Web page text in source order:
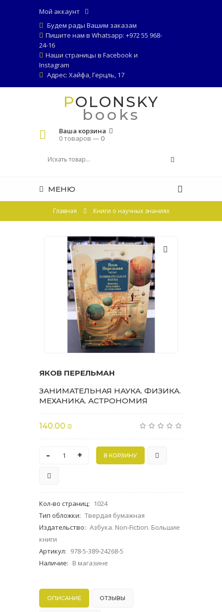
Мой аккаунт
Будем рады Вашим заказам
Пишите нам в Whatsapp: +972 55 968-
24-16
Наши страницы в Facebookи
Instagram
Адрес: Хайфа, Герцль, 17
POLONSKY
books
Ваша корзина
0 товаров —0
МЕНЮ
Главная Книги о научных знаниях
ЯКОВ ПЕРЕЛЬМАН
ЗАНИМАТЕЛЬНАЯ НАУКА. ФИЗИКА.
МЕХАНИКА. АСТРОНОМИЯ
140.00 ₪
- +
Кол-во страниц:
1024
Тип обложки: Твердая бумажная
Издательство: Азбука. Non-Fiction. Большие
книги
Артикул: 978-5-389-24268-5
Наличие: В магазине
ОПИСАНИЕ ОТЗЫВЫ